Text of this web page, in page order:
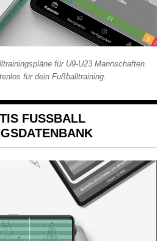
für U9-U23 Mannschaften.
für dein Fußballtraining.
FUSSBALL Ü